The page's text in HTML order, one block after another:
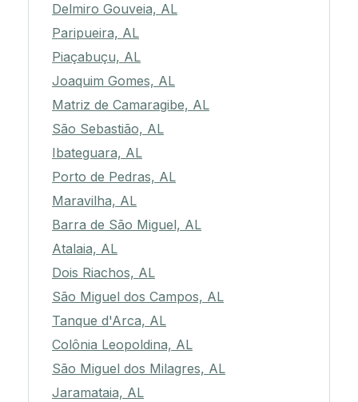
Delmiro Gouveia, AL
Paripueira, AL
Piaçabuçu, AL
Joaquim Gomes, AL
Matriz de Camaragibe, AL
São Sebastião, AL
Ibateguara, AL
Porto de Pedras, AL
Maravilha, AL
Barra de São Miguel, AL
Atalaia, AL
Dois Riachos, AL
São Miguel dos Campos, AL
Tanque d'Arca, AL
Colônia Leopoldina, AL
São Miguel dos Milagres, AL
Jaramataia, AL